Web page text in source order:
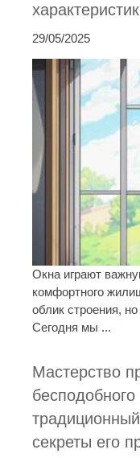
29/05/2025
Окна играют
комфортного
облик строения,
Сегодня мы ...
Мастерство
секреты его